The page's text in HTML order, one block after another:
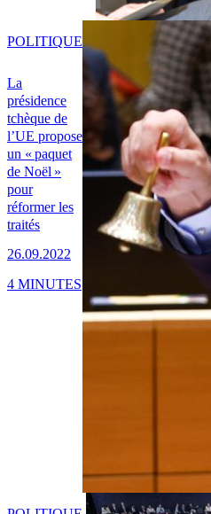
La
présidence
tchèque de
l’UE propose
un « paquet
de Noël »
pour
réformer les
traités
26.09.2022
POLITIQUE
4 MINUTES